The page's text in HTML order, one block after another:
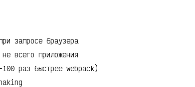
запросе браузера
всего приложения
раз быстрее webpack)